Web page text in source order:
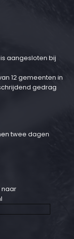
aangesloten bij
12 gemeenten in
gedrag
twee dagen
naar